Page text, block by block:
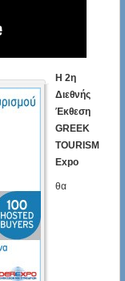
Η 2η
Διεθνής
Έκθεση
GREEK
TOURISM
Expo
θα